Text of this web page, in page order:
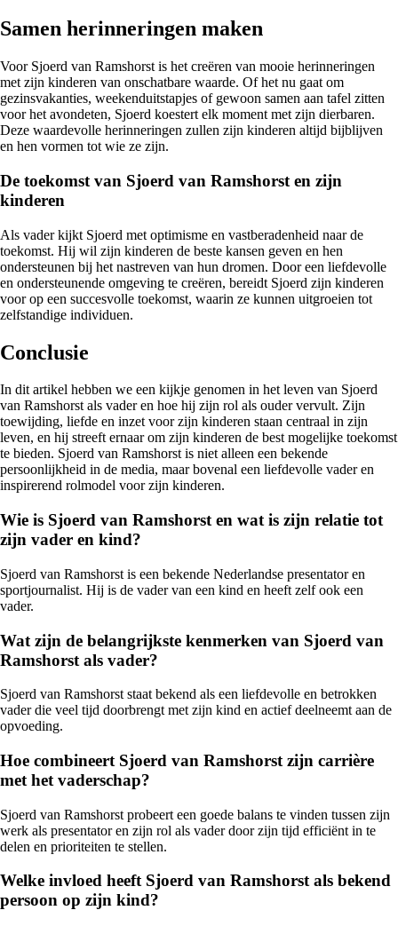
Samen herinneringen maken
Voor Sjoerd van Ramshorst is het creëren van mooie herinneringen
met zijn kinderen van onschatbare waarde. Of het nu gaat om
gezinsvakanties, weekenduitstapjes of gewoon samen aan tafel zitten
voor het avondeten, Sjoerd koestert elk moment met zijn dierbaren.
Deze waardevolle herinneringen zullen zijn kinderen altijd bijblijven
en hen vormen tot wie ze zijn.
De toekomst van Sjoerd van Ramshorst en zijn
kinderen
Als vader kijkt Sjoerd met optimisme en vastberadenheid naar de
toekomst. Hij wil zijn kinderen de beste kansen geven en hen
ondersteunen bij het nastreven van hun dromen. Door een liefdevolle
en ondersteunende omgeving te creëren, bereidt Sjoerd zijn kinderen
voor op een succesvolle toekomst, waarin ze kunnen uitgroeien tot
zelfstandige individuen.
Conclusie
In dit artikel hebben we een kijkje genomen in het leven van Sjoerd
van Ramshorst als vader en hoe hij zijn rol als ouder vervult. Zijn
toewijding, liefde en inzet voor zijn kinderen staan centraal in zijn
leven, en hij streeft ernaar om zijn kinderen de best mogelijke toekomst
te bieden. Sjoerd van Ramshorst is niet alleen een bekende
persoonlijkheid in de media, maar bovenal een liefdevolle vader en
inspirerend rolmodel voor zijn kinderen.
Wie is Sjoerd van Ramshorst en wat is zijn relatie tot
zijn vader en kind?
Sjoerd van Ramshorst is een bekende Nederlandse presentator en
sportjournalist. Hij is de vader van een kind en heeft zelf ook een
vader.
Wat zijn de belangrijkste kenmerken van Sjoerd van
Ramshorst als vader?
Sjoerd van Ramshorst staat bekend als een liefdevolle en betrokken
vader die veel tijd doorbrengt met zijn kind en actief deelneemt aan de
opvoeding.
Hoe combineert Sjoerd van Ramshorst zijn carrière
met het vaderschap?
Sjoerd van Ramshorst probeert een goede balans te vinden tussen zijn
werk als presentator en zijn rol als vader door zijn tijd efficiënt in te
delen en prioriteiten te stellen.
Welke invloed heeft Sjoerd van Ramshorst als bekend
persoon op zijn kind?